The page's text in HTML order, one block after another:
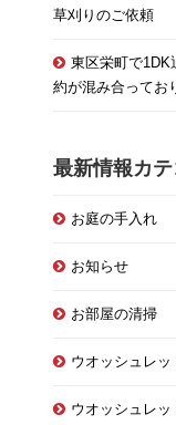
草刈りのご依頼
東区栄町で1DK
約が混み合ってお
最新情報カ
お庭の手入れ
お知らせ
お部屋の清掃
ウオッシュレッ
ウオッシュレッ